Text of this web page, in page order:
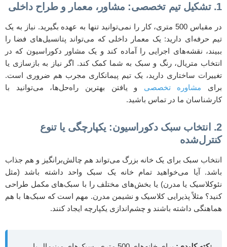
1. تشکیل تیم تخصصی: مشاور، معمار و طراح داخلی
در مقیاس 500 متری، کار را نمی‌توانید تنها به عهده بگیرید. نیاز به یک
تیم حرفه‌ای دارید: یک معمار داخلی که می‌تواند پتانسیل‌های فضا را
ببیند، نقشه‌های اجرایی را آماده کند و یک مشاور دکوراسیون که در
انتخاب متریال، رنگ و سبک به شما کمک کند. اگر نیاز به بازسازی یا
تغییرات ساختاری دارید، یک تیم پیمانکاری مجرب هم ضروری است.
برای مشاوره تخصصی و یافتن بهترین راه‌حل‌ها، می‌توانید با
کارشناسان ما در تماس باشید.
2. انتخاب سبک دکوراسیون: یکپارچگی یا تنوع
کنترل‌شده
انتخاب سبک برای یک خانه بزرگ می‌تواند هم چالش‌برانگیز و هم جذاب
باشد. آیا می‌خواهید تمام خانه یک سبک واحد داشته باشد (مثل
نئوکلاسیک یا مدرن) یا بخش‌های مختلف را با سبک‌های مکمل طراحی
کنید؟ مثلاً پذیرایی کلاسیک و نشیمن مدرن. مهم است که سبک‌ها با هم
هماهنگی داشته باشند و چشم‌اندازی یکپارچه ایجاد کنند.